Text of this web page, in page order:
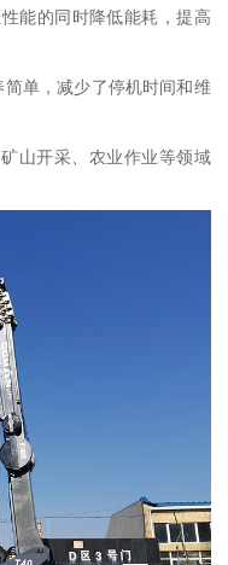
能的同时降低能耗，提高
单，减少了停机时间和维
山开采、农业作业等领域